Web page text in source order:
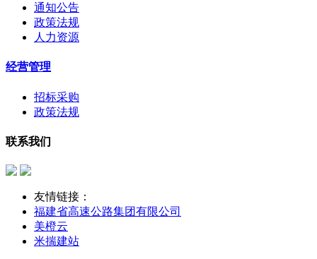
通知公告
政策法规
人力资源
经营管理
招标采购
政策法规
联系我们
友情链接：
福建省高速公路集团有限公司
美橙云
米揣建站